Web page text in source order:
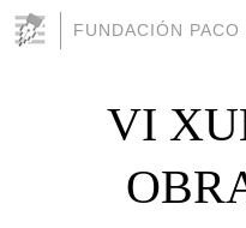
FUNDACIÓN PACO
VI